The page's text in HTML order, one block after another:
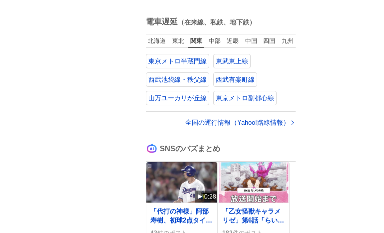
数
数
電車遅延 （在来線、私鉄、地下鉄）
北海道 東北 関東 中部 近畿 中国 四国 九州
東京メトロ半蔵門線 東武東上線
西武池袋線・秩父線 西武有楽町線
山万ユーカリが丘線 東京メトロ副都心線
全国の運行情報（Yahoo!路線情報）
SNSのバズまとめ
0:28
「代打の神様」阿部
寿樹、初球2点タイム
リーでドラゴンズ3連
「乙女怪獣キャラメ
リゼ」第6話「らいり
の森」放送開始、視